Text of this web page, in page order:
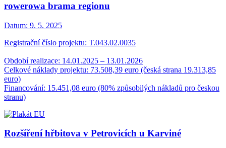
rowerowa brama regionu
Datum: 9. 5. 2025
Registrační číslo projektu: T.043.02.0035
Období realizace: 14.01.2025 – 13.01.2026
Celkové náklady projektu: 73.508,39 euro (česká strana 19.313,85
euro)
Financování: 15.451,08 euro (80% způsobilých nákladů pro českou
stranu)
Rozšíření hřbitova v Petrovicích u Karviné